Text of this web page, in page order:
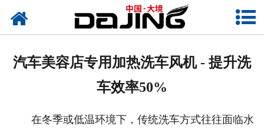
网站首页
汽车美容店专用加热洗车风机 - 提升洗
车效率50%
在冬季或低温环境下，传统洗车方式往往面临水